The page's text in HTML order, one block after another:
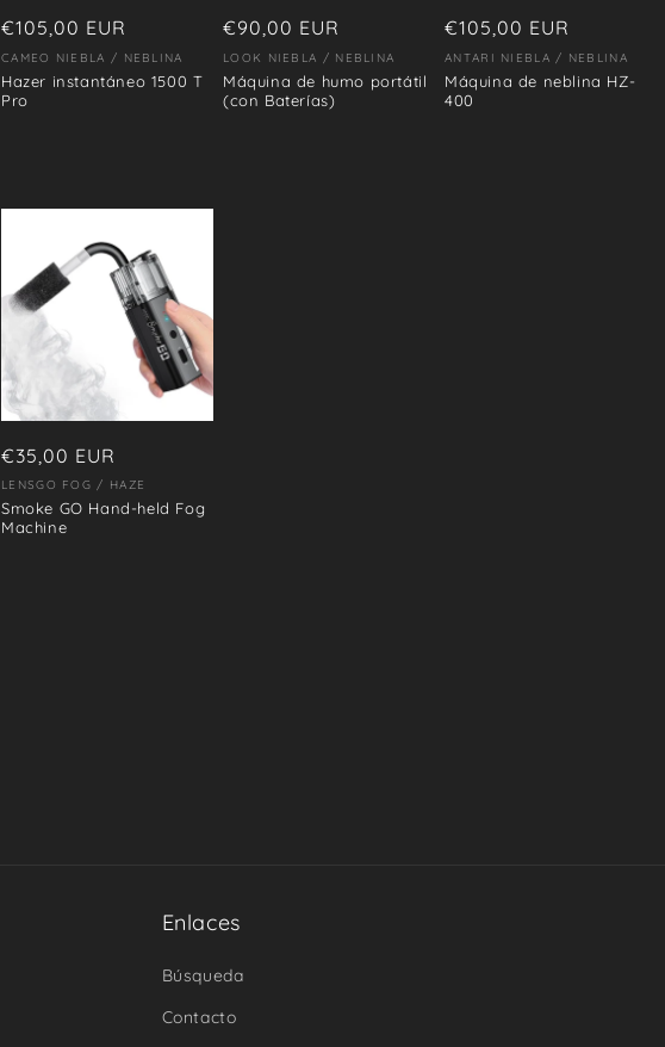
Precio
habitual
€105,00 EUR
Proveedor:
CAMEO NIEBLA / NEBLINA
Hazer instantáneo 1500 T
Pro
Precio
habitual
€90,00 EUR
Proveedor:
LOOK NIEBLA / NEBLINA
Máquina de humo portátil
(con Baterías)
Precio
habitual
€105,00 EUR
Proveedor:
ANTARI NIEBLA / NEBLINA
Máquina de neblina HZ-
400
Precio
habitual
€35,00 EUR
Proveedor:
LENSGO FOG / HAZE
Smoke GO Hand-held Fog
Machine
Enlaces
Búsqueda
Contacto